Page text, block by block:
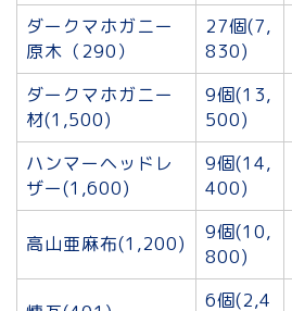
ダークマホガニー
原木（290）
27個(7,
830)
ダークマホガニー
材(1,500)
9個(13,
500)
ハンマーヘッドレ
ザー(1,600)
9個(14,
400)
高山亜麻布(1,200)
9個(10,
800)
6個(2,4